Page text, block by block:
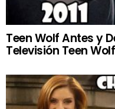
Teen Wolf Antes y
Televisión Teen